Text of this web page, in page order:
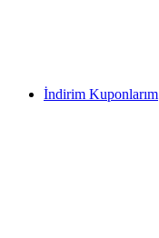
İndirim Kuponlarım